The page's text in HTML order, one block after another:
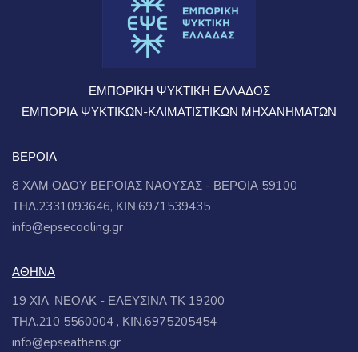
ΕΜΠΟΡΙΚΗ ΨΥΚΤΙΚΗ ΕΛΛΑΔΟΣ
ΕΜΠΟΡΙΑ ΨΥΚΤΙΚΩΝ-ΚΛΙΜΑΤΙΣΤΙΚΩΝ ΜΗΧΑΝΗΜΑΤΩΝ
ΒΕΡΟΙΑ
8 ΧΛΜ ΟΔΟΥ ΒΕΡΟΙΑΣ ΝΑΟΥΣΑΣ - ΒΕΡΟΙΑ 59100
ΤΗΛ.2331093646, ΚΙΝ.6971539435
info@epsecooling.gr
ΑΘΗΝΑ
19 ΧΙΛ. ΝΕΟΑΚ - ΕΛΕΥΣΙΝΑ ΤΚ 19200
ΤΗΛ.210 5560004 , ΚΙΝ.6975205454
info@epseathens.gr